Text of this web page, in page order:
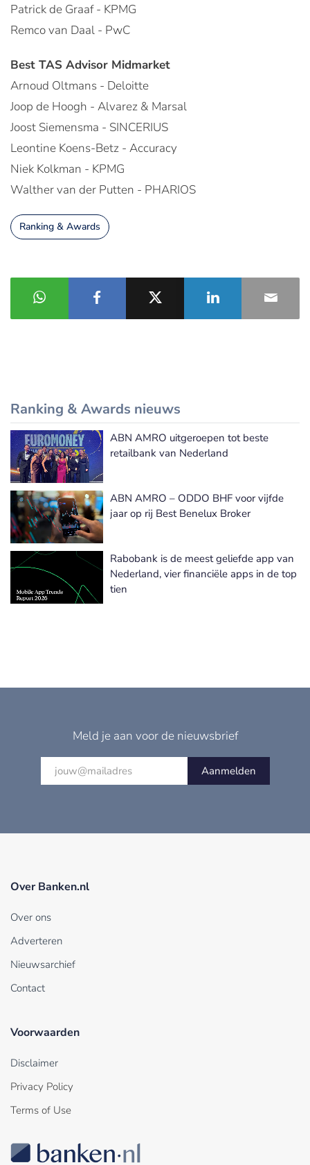
Patrick de Graaf - KPMG
Remco van Daal - PwC
Best TAS Advisor Midmarket
Arnoud Oltmans - Deloitte
Joop de Hoogh - Alvarez & Marsal
Joost Siemensma - SINCERIUS
Leontine Koens-Betz - Accuracy
Niek Kolkman - KPMG
Walther van der Putten - PHARIOS
Ranking & Awards
Ranking & Awards nieuws
Meer Ranking & Awards nieuws
ABN AMRO uitgeroepen tot beste
retailbank van Nederland
ABN AMRO – ODDO BHF voor vijfde
jaar op rij Best Benelux Broker
Rabobank is de meest geliefde app van
Nederland, vier financiële apps in de top
tien
Meld je aan voor de nieuwsbrief
Aanmelden
Over Banken.nl
Over ons
Adverteren
Nieuwsarchief
Contact
Voorwaarden
Disclaimer
Privacy Policy
Terms of Use